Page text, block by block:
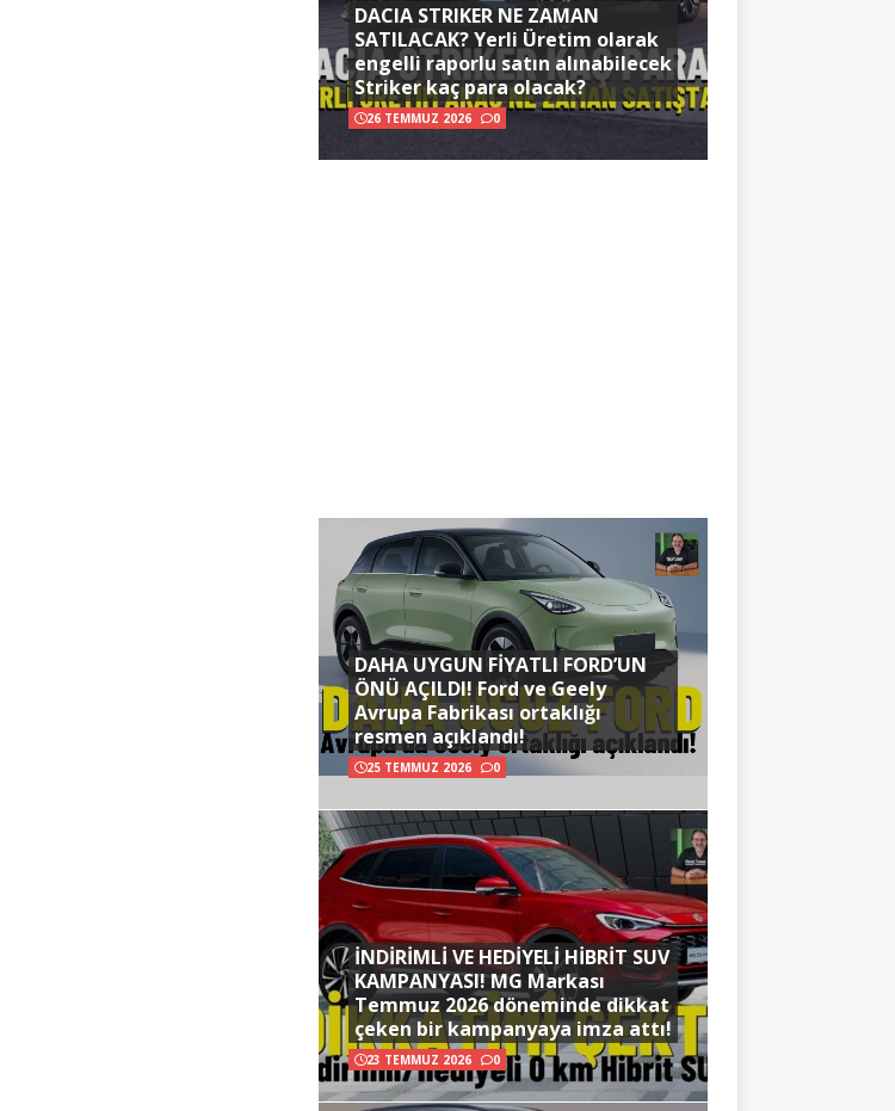
DACIA STRIKER NE ZAMAN
SATILACAK? Yerli Üretim olarak
engelli raporlu satın alınabilecek
Striker kaç para olacak?
26 TEMMUZ 2026 0
DAHA UYGUN FİYATLI FORD’UN
ÖNÜ AÇILDI! Ford ve Geely
Avrupa Fabrikası ortaklığı
resmen açıklandı!
25 TEMMUZ 2026 0
İNDİRİMLİ VE HEDİYELİ HİBRİT SUV
KAMPANYASI! MG Markası
Temmuz 2026 döneminde dikkat
çeken bir kampanyaya imza attı!
23 TEMMUZ 2026 0